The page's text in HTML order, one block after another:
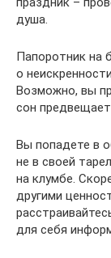
душа.
Папоротник на
о
Возможно, вы
сон
Вы попадете в
не в своей
на клумбе.
другими
для себя